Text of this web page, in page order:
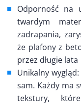
Odporność na
twardym
zadrapania,
że plafony z
przez długie lata
Unikalny
sam. Każdy ma
tekstury,